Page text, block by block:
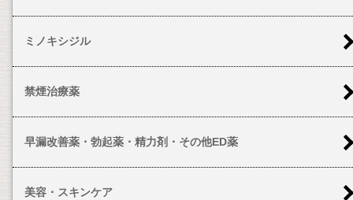
ミノキシジル
禁煙治療薬
早漏改善薬・勃起薬・精力剤・その他ED薬
美容・スキンケア